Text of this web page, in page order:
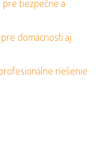
pre bezpečné a
domácnosti aj
riešenie